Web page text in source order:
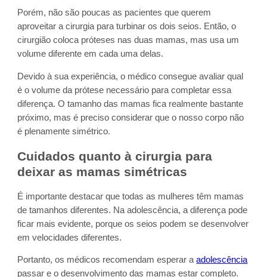
Porém, não são poucas as pacientes que querem
aproveitar a cirurgia para turbinar os dois seios. Então, o
cirurgião coloca próteses nas duas mamas, mas usa um
volume diferente em cada uma delas.
Devido à sua experiência, o médico consegue avaliar qual
é o volume da prótese necessário para completar essa
diferença. O tamanho das mamas fica realmente bastante
próximo, mas é preciso considerar que o nosso corpo não
é plenamente simétrico.
Cuidados quanto à cirurgia para
deixar as mamas simétricas
É importante destacar que todas as mulheres têm mamas
de tamanhos diferentes. Na adolescência, a diferença pode
ficar mais evidente, porque os seios podem se desenvolver
em velocidades diferentes.
Portanto, os médicos recomendam esperar aadolescência
passar e o desenvolvimento das mamas estar completo.